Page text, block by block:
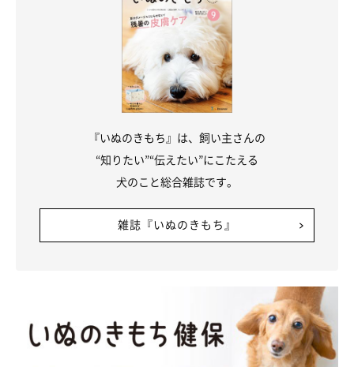
『いぬのきもち』は、飼い主さんの
“知りたい”“伝えたい”にこたえる
犬のこと総合雑誌です。
雑誌『いぬのきもち』